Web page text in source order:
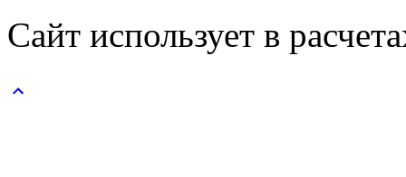
Сайт использует в